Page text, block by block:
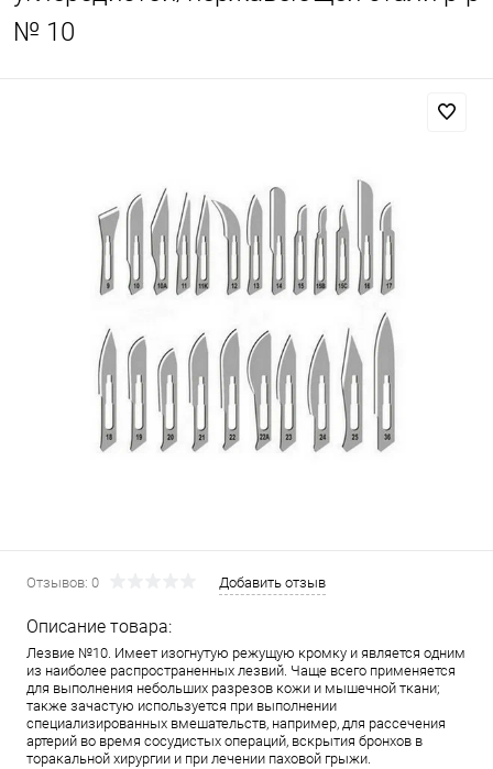
№ 10
Отзывов: 0 Добавить отзыв
Описание товара:
Лезвие №10. Имеет изогнутую режущую кромку и является одним
из наиболее распространенных лезвий. Чаще всего применяется
для выполнения небольших разрезов кожи и мышечной ткани;
также зачастую используется при выполнении
специализированных вмешательств, например, для рассечения
артерий во время сосудистых операций, вскрытия бронхов в
торакальной хирургии и при лечении паховой грыжи.